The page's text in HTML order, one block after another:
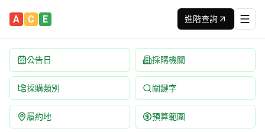
A C E 進階查詢
公告日 採購機關
採購類別 關鍵字
履約地 預算範圍